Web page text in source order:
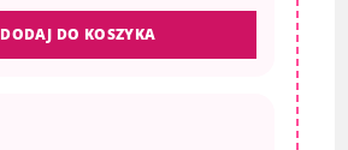
DODAJ DO KOSZYKA